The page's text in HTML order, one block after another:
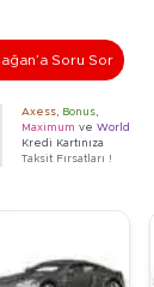
Soru Sor
Axess Bonus
Maximum ve World
Kredi Kartınıza
Taksit Fırsatları !